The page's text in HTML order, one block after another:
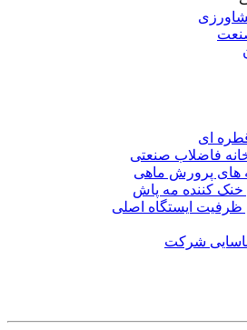
قطره ای
فاضلاب صنعتی
های پرورش ماهی
کننده مه پاش
ظرفیت ایستگاه اصلی
شرکت